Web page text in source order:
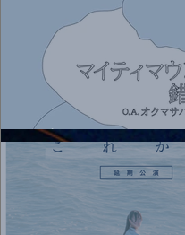
2026.08.07 |【観覧】マイティマウンテンズ